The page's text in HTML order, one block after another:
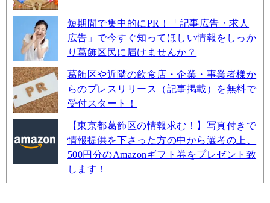
短期間で集中的にPR！「記事広告・求人
広告」で今すぐ知ってほしい情報をしっか
り葛飾区民に届けませんか？
葛飾区や近隣の飲食店・企業・事業者様か
らのプレスリリース（記事掲載）を無料で
受付スタート！
【東京都葛飾区の情報求む！】写真付きで
情報提供を下さった方の中から選考の上、
500円分のAmazonギフト券をプレゼント致
します！